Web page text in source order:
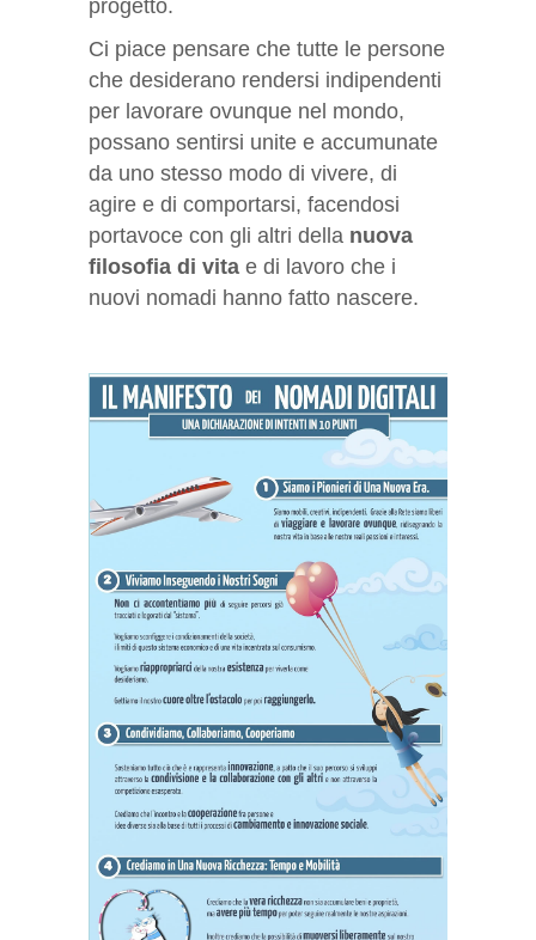
progetto.
Ci piace pensare che tutte le persone
che desiderano rendersi indipendenti
per lavorare ovunque nel mondo,
possano sentirsi unite e accumunate
da uno stesso modo di vivere, di
agire e di comportarsi, facendosi
portavoce con gli altri della nuova
filosofia di vita e di lavoro che i
nuovi nomadi hanno fatto nascere.